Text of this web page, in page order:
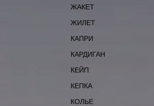
ЖАКЕТ
ЖИЛЕТ
КАПРИ
КАРДИГАН
КЕЙП
КЕПКА
КОЛЬЕ